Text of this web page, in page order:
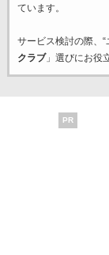
ています。
サービス検討の際、
クラブ」選びにお役
PR